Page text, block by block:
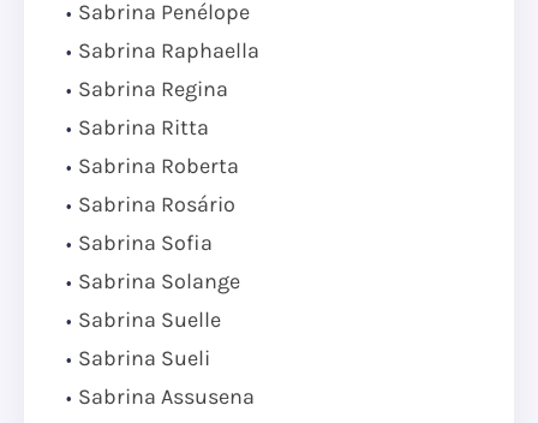
Sabrina Penélope
Sabrina Raphaella
Sabrina Regina
Sabrina Ritta
Sabrina Roberta
Sabrina Rosário
Sabrina Sofia
Sabrina Solange
Sabrina Suelle
Sabrina Sueli
Sabrina Assusena